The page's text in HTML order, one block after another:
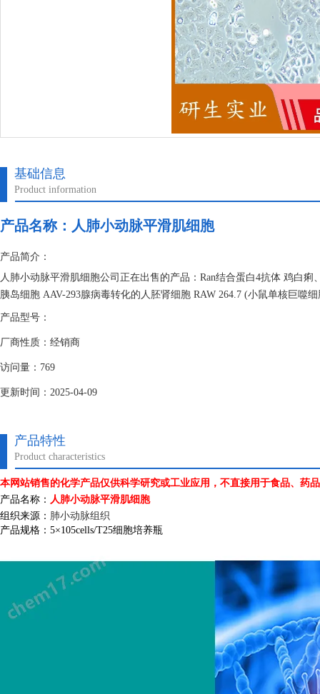
基础信息
Product information
产品名称： 人肺小动脉平滑肌细胞
产品简介：
人肺小动脉平滑肌细胞公司正在出售的产品：Ran结合蛋白4抗体 鸡白
胰岛细胞 AAV-293腺病毒转化的人胚肾细胞 RAW 264.7 (小鼠单核巨噬
产品型号：
厂商性质：经销商
访问量：769
更新时间：2025-04-09
产品特性
Product characteristics
本网站销售的化学产品仅供科学研究或工业应用，不直接用于食品、药
产品名称： 人肺小动脉平滑肌细胞
组织来源： 肺小动脉组织
产品规格： 5×105cells/T25细胞培养瓶